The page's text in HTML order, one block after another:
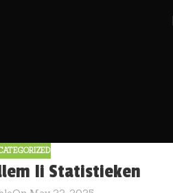
Ii Statistieken